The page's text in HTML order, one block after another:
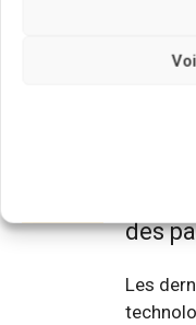
Quelques
solaires :
des
Les